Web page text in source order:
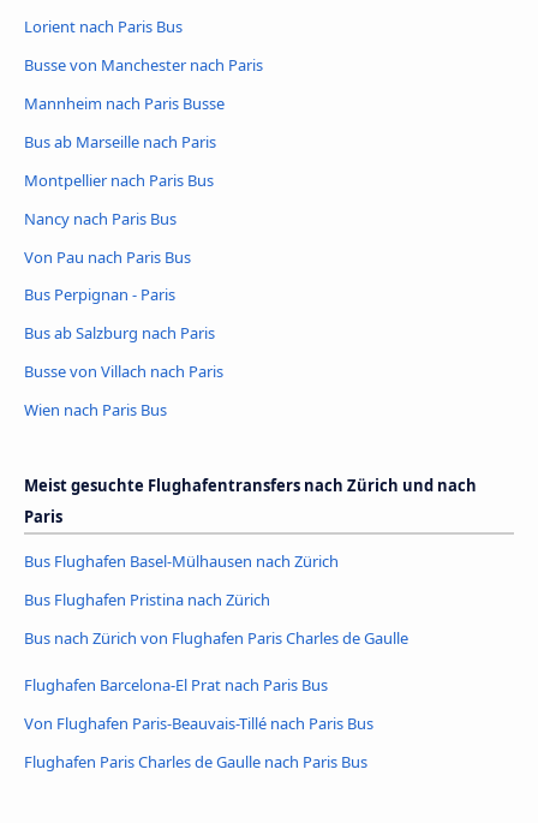
Lorient nach Paris Bus
Busse von Manchester nach Paris
Mannheim nach Paris Busse
Bus ab Marseille nach Paris
Montpellier nach Paris Bus
Nancy nach Paris Bus
Von Pau nach Paris Bus
Bus Perpignan - Paris
Bus ab Salzburg nach Paris
Busse von Villach nach Paris
Wien nach Paris Bus
Meist gesuchte Flughafentransfers nach Zürich und nach
Paris
Bus Flughafen Basel-Mülhausen nach Zürich
Bus Flughafen Pristina nach Zürich
Bus nach Zürich von Flughafen Paris Charles de Gaulle
Flughafen Barcelona-El Prat nach Paris Bus
Von Flughafen Paris-Beauvais-Tillé nach Paris Bus
Flughafen Paris Charles de Gaulle nach Paris Bus